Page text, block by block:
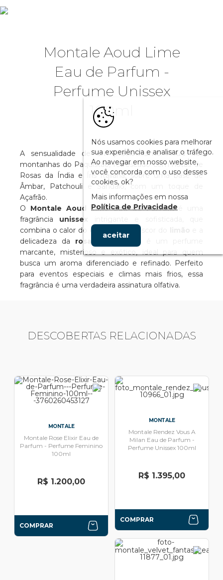
Montale Aoud Lime
Eau de Parfum -
Perfume Unissex
100ml
A sensualidade de um preciosíssimo Aoud das
montanhas do Paquistão, refrescado com notas de
Rosas da Índia e Íris Italiana, sobre uma base de
Âmbar, Patchouli e Sândalo, com um toque de
Açafrão.
O Montale Aoud Lime Eau de Parfumé uma
fragrância unissex
combina o calor do
oud com o frescor do
delicadeza da rosa . O resultado é um perfume
marcante, misterioso e exótico, ideal para quem
busca um aroma diferenciado e refinado. Perfeito
para eventos especiais e climas mais frios, essa
fragrância é uma verdadeira assinatura olfativa.
DESCOBERTAS RELACIONADAS
MONTALE
Montale Rose Elixir Eau de
Parfum - Perfume Feminino
100ml
R$ 1.200,00
COMPRAR
MONTALE
Montale Rendez Vous A
Milan Eau de Parfum -
Perfume Unissex 100ml
R$ 1.395,00
COMPRAR
Nós usamos cookies para melhorar
sua experiência e analisar o tráfego.
Ao navegar em nosso website,
você concorda com o uso desses
cookies, ok?
Mais informações em nossa
Política de Privacidade
aceitar